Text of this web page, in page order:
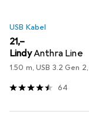
USB Kabel
EUR
21,–
LindyAnthra Line
1.50 m, USB 3.2 Gen
64